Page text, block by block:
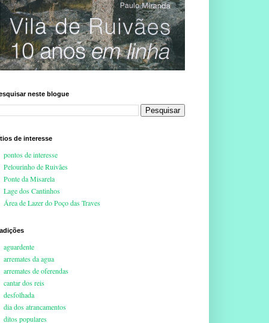
neste blogue
de interesse
pontos de interesse
Pelourinho de Ruivães
Ponte da Misarela
Lage dos Cantinhos
Área de Lazer do Poço das Traves
aguardente
arremates da agua
arremates de oferendas
cantar dos reis
desfolhada
dia dos atrancamentos
ditos populares